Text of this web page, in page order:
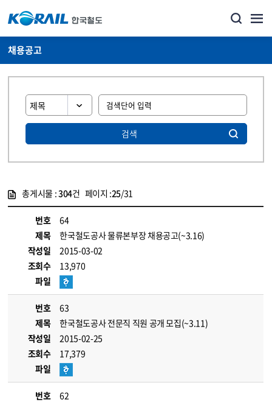
채용공고
검색
총게시물 :304건 페이지 :25/31
번호
64
제목
한국철도공사 물류본부장 채용공고(~3.16)
작성일
2015-03-02
조회수
13,970
파일
번호
63
제목
한국철도공사 전문직 직원 공개 모집(~3.11)
작성일
2015-02-25
조회수
17,379
파일
번호
62